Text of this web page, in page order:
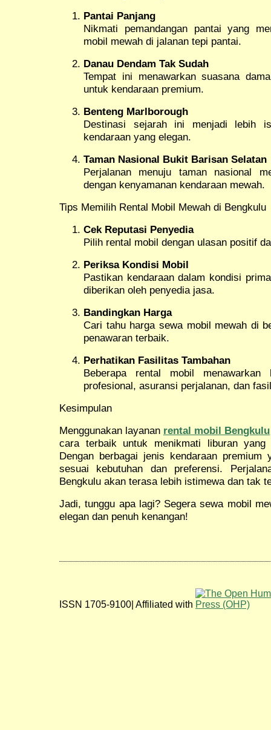
Pantai Panjang
Nikmati pemandangan pantai yang
mobil mewah di jalanan tepi pantai.
Danau Dendam Tak Sudah
Tempat ini menawarkan suasana
untuk kendaraan premium.
Benteng Marlborough
Destinasi sejarah ini menjadi lebih
kendaraan yang elegan.
Taman Nasional Bukit Barisan Selatan
Perjalanan menuju taman nasional
dengan kenyamanan kendaraan mewah.
Tips Memilih Rental Mobil Mewah di Bengkulu
Cek Reputasi Penyedia
Pilih rental mobil dengan ulasan positif
Periksa Kondisi Mobil
Pastikan kendaraan dalam kondisi
diberikan oleh penyedia jasa.
Bandingkan Harga
Cari tahu harga sewa mobil mewah di
penawaran terbaik.
Perhatikan Fasilitas Tambahan
Beberapa rental mobil
profesional, asuransi perjalanan, dan
Kesimpulan
Menggunakan layanan rental mobil Bengkulu
cara terbaik untuk menikmati liburan
Dengan berbagai jenis kendaraan
sesuai kebutuhan dan preferensi.
Bengkulu akan terasa lebih istimewa dan tak
Jadi, tunggu apa lagi? Segera sewa mobil
elegan dan penuh kenangan!
ISSN 1705-9100| Affiliated with